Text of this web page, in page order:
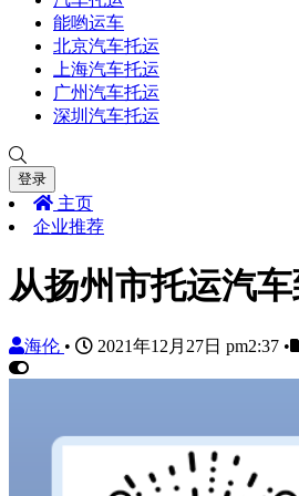
能哟运车
北京汽车托运
上海汽车托运
广州汽车托运
深圳汽车托运
登录
主页
企业推荐
从扬州市托运汽
海伦 • 2021年12月27日 pm2:37 •